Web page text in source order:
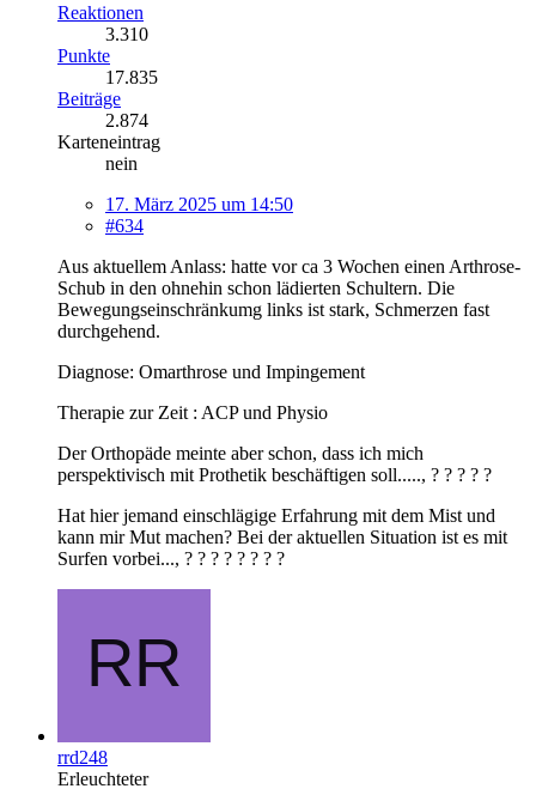
Reaktionen
3.310
Punkte
17.835
Beiträge
2.874
Karteneintrag
nein
17. März 2025 um 14:50
#634
Aus aktuellem Anlass: hatte vor ca 3 Wochen einen Arthrose-
Schub in den ohnehin schon lädierten Schultern. Die
Bewegungseinschränkumg links ist stark, Schmerzen fast
durchgehend.
Diagnose: Omarthrose und Impingement
Therapie zur Zeit : ACP und Physio
Der Orthopäde meinte aber schon, dass ich mich
perspektivisch mit Prothetik beschäftigen soll....., ? ? ? ? ?
Hat hier jemand einschlägige Erfahrung mit dem Mist und
kann mir Mut machen? Bei der aktuellen Situation ist es mit
Surfen vorbei..., ? ? ? ? ? ? ? ?
rrd248
Erleuchteter